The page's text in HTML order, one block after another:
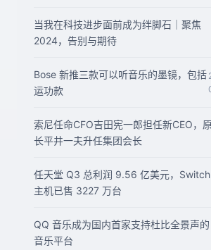
当我在科技进步面前成为绊脚石｜聚焦
2024，告别与期待
Bose 新推三款可以听音乐的墨镜，包括
运功款
索尼任命CFO吉田宪一郎担任新CEO，
长平井一夫升任集团会长
任天堂 Q3 总利润 9.56 亿美元，Switch
主机已售 3227 万台
QQ 音乐成为国内首家支持杜比全景声的
音乐平台